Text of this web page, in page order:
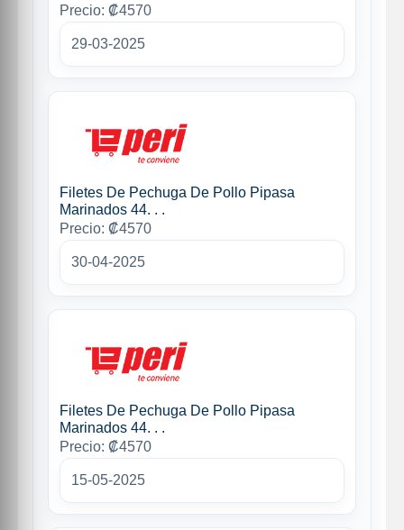
Precio: ₡4570
29-03-2025
Filetes De Pechuga De Pollo Pipasa
Marinados 44. . .
Precio: ₡4570
30-04-2025
Filetes De Pechuga De Pollo Pipasa
Marinados 44. . .
Precio: ₡4570
15-05-2025